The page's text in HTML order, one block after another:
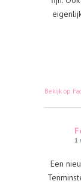
Bekijk op
1
Een